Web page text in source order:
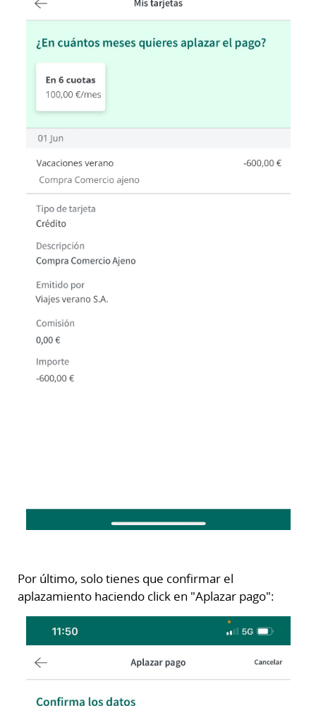
Por último, solo tienes que confirmar el
aplazamiento haciendo click en "Aplazar pago":